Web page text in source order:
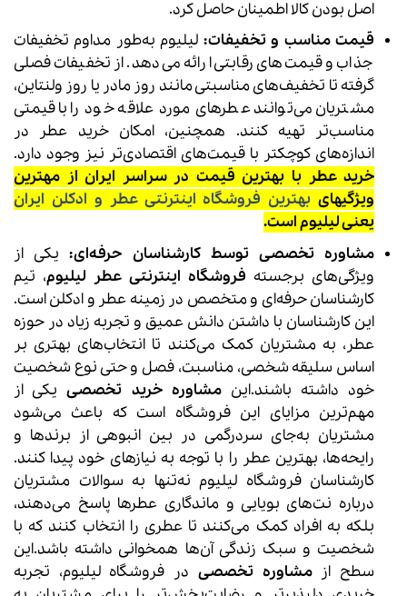
اصل بودن کالا اطمینان حاصل کرد.
قیمت مناسب و تخفیفات: لیلیوم به‌طور مداوم تخفیفات
جذاب و قیمت‌های رقابتی ارائه می‌دهد. از تخفیفات فصلی
گرفته تا تخفیف‌های مناسبتی مانند روز مادر یا روز ولنتاین،
مشتریان می‌توانند عطرهای مورد علاقه خود را با قیمتی
مناسب‌تر تهیه کنند. همچنین، امکان خرید عطر در
اندازه‌های کوچکتر با قیمت‌های اقتصادی‌تر نیز وجود دارد.
خرید عطر با بهترین قیمت در سراسر ایران از مهترین
ویژگیهای بهترین فروشگاه اینترنتی عطر و ادکلن ایران
یعنی لیلیوم است.
مشاوره تخصصی توسط کارشناسان حرفه‌ای: یکی از
ویژگی‌های برجسته فروشگاه اینترنتی عطر لیلیوم، تیم
کارشناسان حرفه‌ای و متخصص در زمینه عطر و ادکلن است.
این کارشناسان با داشتن دانش عمیق و تجربه زیاد در حوزه
عطر، به مشتریان کمک می‌کنند تا انتخاب‌های بهتری بر
اساس سلیقه شخصی، مناسبت، فصل و حتی نوع شخصیت
خود داشته باشند.اینمشاوره خرید تخصصییکی از
مهم‌ترین مزایای این فروشگاه است که باعث می‌شود
مشتریان به‌جای سردرگمی در بین انبوهی از برندها و
رایحه‌ها، بهترین عطر را با توجه به نیازهای خود پیدا کنند.
کارشناسان فروشگاه لیلیوم نه‌تنها به سوالات مشتریان
درباره نت‌های بویایی و ماندگاری عطرها پاسخ می‌دهند،
بلکه به افراد کمک می‌کنند تا عطری را انتخاب کنند که با
شخصیت و سبک زندگی آن‌ها همخوانی داشته باشد.این
سطح ازمشاوره تخصصی در فروشگاه لیلیوم، تجربه